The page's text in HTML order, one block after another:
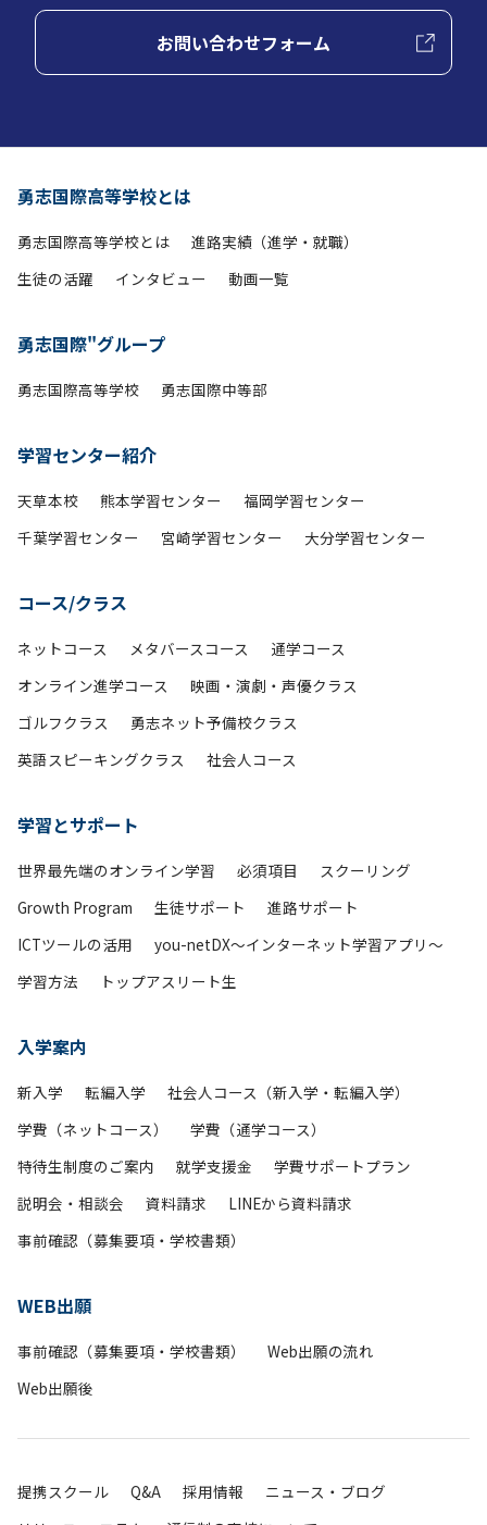
お問い合わせフォーム
勇志国際高等学校とは
勇志国際高等学校とは
進路実績（進学・就職）
生徒の活躍
インタビュー 動画一覧
勇志国際"グループ
勇志国際高等学校 勇志国際中等部
学習センター紹介
天草本校 熊本学習センター
福岡学習センター
千葉学習センター
宮崎学習センター 大分学習センター
コース/クラス
ネットコース メタバースコース
通学コース
オンライン進学コース
映画・演劇・声優クラス
ゴルフクラス
勇志ネット予備校クラス
英語スピーキングクラス
社会人コース
学習とサポート
世界最先端のオンライン学習 必須項目
スクーリング
Growth Program
生徒サポート
進路サポート
ICTツールの活用
you-netDX～インターネット学習アプリ～
学習方法
トップアスリート生
入学案内
新入学 転編入学
社会人コース（新入学・転編入学）
学費（ネットコース）
学費（通学コース）
特待生制度のご案内
就学支援金
学費サポートプラン
説明会・相談会
資料請求
LINEから資料請求
事前確認（募集要項・学校書類）
WEB出願
事前確認（募集要項・学校書類）
Web出願の流れ
Web出願後
提携スクール Q&A 採用情報
ニュース・ブログ